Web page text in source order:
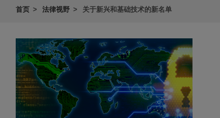
首页 法律视野 关于新兴和基础技术的新名单